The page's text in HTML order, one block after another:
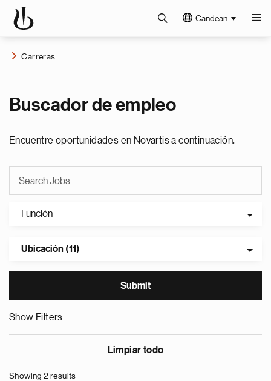
Candean
Carreras
Buscador de empleo
Encuentre oportunidades en Novartis a continuación.
Función
Ubicación (11)
Show Filters
Limpiar todo
Showing 2 results